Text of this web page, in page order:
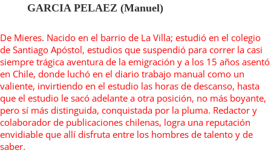
GARCIA PELAEZ (Manuel)
De Mieres. Nacido en el barrio de La Villa; estudió en el colegio
de Santiago Apóstol, estudios que suspendió para correr la casi
siempre trágica aventura de la emigración y a los 15 años asentó
en Chile, donde luchó en el diario trabajo manual como un
valiente, invirtiendo en el estudio las horas de descanso, hasta
que el estudio le sacó adelante a otra posición, no más boyante,
pero sí más distinguida, conquistada por la pluma. Redactor y
colaborador de publicaciones chilenas, logra una reputación
envidiable que allí disfruta entre los hombres de talento y de
saber.